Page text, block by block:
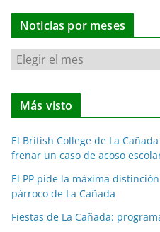
Noticias por meses
N
o
t
i
a
s
p
o
Más visto
El British College de La
frenar un caso de acoso
El PP pide la máxima
párroco de La Cañada
Fiestas de La Cañada: